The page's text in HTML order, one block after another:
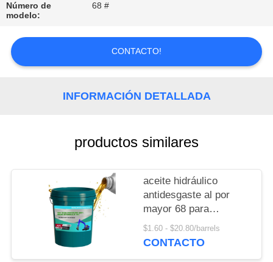
SOLICITAR
UNA
COTIZACIÓN
PRIVACY
POLICY
Número de
modelo:
68 #
CONTACTO!
INFORMACIÓN DETALLADA
productos similares
aceite hidráulico
antidesgaste al por
mayor 68 para
excavadoras y
carretillas elevadoras
$1.60 - $20.80/barrels
CONTACTO